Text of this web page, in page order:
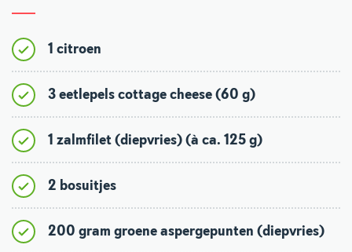
1 citroen
3 eetlepels cottage cheese (60 g)
1 zalmfilet (diepvries) (à ca. 125 g)
2 bosuitjes
200 gram groene aspergepunten (diepvries)